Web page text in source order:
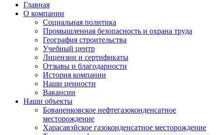
Главная
О компании
Социальная политика
Промышленная безопасность и охрана труда
География строительства
Учебный центр
Лицензии и сертификаты
Отзывы и благодарности
История компании
Наши ценности
Вакансии
Наши объекты
Бованенковское нефтегазоконденсатное
месторождение
Харасавэйское газоконденсатное месторождение